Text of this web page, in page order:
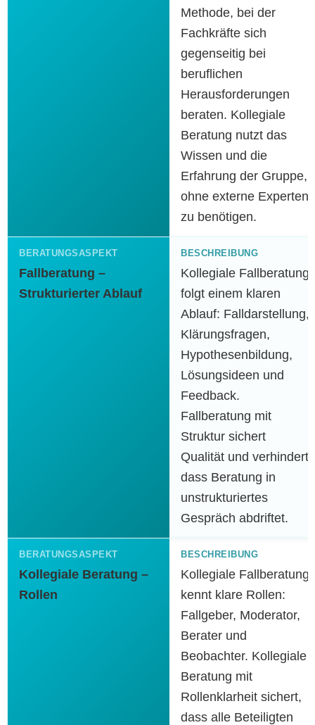
Methode, bei der
Fachkräfte sich
gegenseitig bei
beruflichen
Herausforderungen
beraten. Kollegiale
Beratung nutzt das
Wissen und die
Erfahrung der Gruppe,
ohne externe Experten
zu benötigen.
Fallberatung –
Strukturierter Ablauf
Kollegiale Fallberatung
folgt einem klaren
Ablauf: Falldarstellung,
Klärungsfragen,
Hypothesenbildung,
Lösungsideen und
Feedback.
Fallberatung mit
Struktur sichert
Qualität und verhindert,
dass Beratung in
unstrukturiertes
Gespräch abdriftet.
Kollegiale Beratung –
Rollen
Kollegiale Fallberatung
kennt klare Rollen:
Fallgeber, Moderator,
Berater und
Beobachter. Kollegiale
Beratung mit
Rollenklarheit sichert,
dass alle Beteiligten